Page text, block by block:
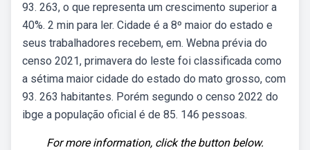
93. 263, o que representa um crescimento superior a
40%. 2 min para ler. Cidade é a 8º maior do estado e
seus trabalhadores recebem, em. Webna prévia do
censo 2021, primavera do leste foi classificada como
a sétima maior cidade do estado do mato grosso, com
93. 263 habitantes. Porém segundo o censo 2022 do
ibge a população oficial é de 85. 146 pessoas.
For more information, click the button below.